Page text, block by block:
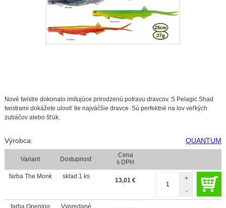
Nové twistre dokonalo imitujúce prirodzenú potravu dravcov. S Pelagic Shad
twistrami dokážete uloviť tie najväčšie dravce. Sú perfektné na lov veľkých
zubáčov alebo šťúk.
Výrobca: QUANTUM
Variant Dostupnosť
Cena
s DPH
farba The Monk
sklad 1 ks
13,01 €
-
+
farba Opening
Vypredané